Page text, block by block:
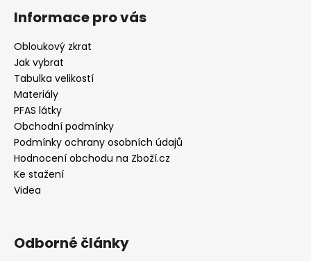
Informace pro vás
Obloukový zkrat
Jak vybrat
Tabulka velikostí
Materiály
PFAS látky
Obchodní podmínky
Podmínky ochrany osobních údajů
Hodnocení obchodu na Zboží.cz
Ke stažení
Videa
Odborné články